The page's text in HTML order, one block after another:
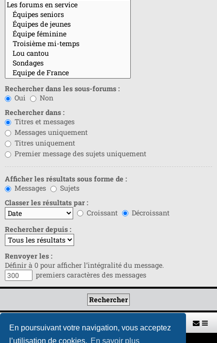
En poursuivant votre navigation, vous acceptez
l’utilisation de cookies. En savoir plus
Rechercher dans les sous-forums :
Oui
Non
Rechercher dans :
Titres et messages
Messages uniquement
Titres uniquement
Premier message des sujets uniquement
Afficher les résultats sous forme de :
Messages
Sujets
Classer les résultats par :
Croissant
Décroissant
Rechercher depuis :
Renvoyer les :
Définir à 0 pour afficher l’intégralité du message.
premiers caractères des messages
Retour vers le site U.A.G.R. Index du forum